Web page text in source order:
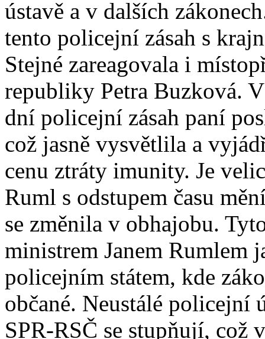
ústavě a v dalších
tento policejní zásah s
Stejné zareagovala i
republiky Petra Buzková.
dní policejní zásah paní
což jasně vysvětlila a
cenu ztráty imunity. Je
Ruml s odstupem času
se změnila v obhajobu.
ministrem Janem Rumlem
policejním státem, kde
občané. Neustálé policejní
SPR-RSČ se stupňují,